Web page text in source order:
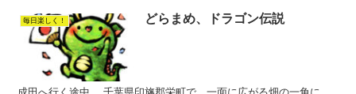
毎日楽しく！ どらまめ、ドラゴン伝説